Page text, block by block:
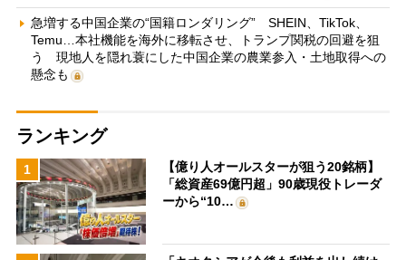
急増する中国企業の“国籍ロンダリング” SHEIN、TikTok、
Temu…本社機能を海外に移転させ、トランプ関税の回避を狙
う 現地人を隠れ蓑にした中国企業の農業参入・土地取得への
懸念も
ランキング
1
【億り人オールスターが狙う20銘柄】
「総資産69億円超」90歳現役トレーダ
ーから“10…